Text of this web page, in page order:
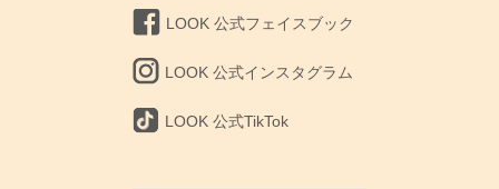
LOOK 公式フェイスブック
LOOK 公式インスタグラム
LOOK 公式TikTok